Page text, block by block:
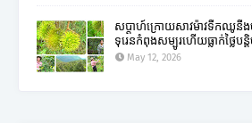
សប្តាហ៍ក្រោយសាវម៉ាវទឹកឈូ
ទុរេនកំពុងសម្បូរហើយធ្លាក់ថ្លៃបន្
May 12, 2026